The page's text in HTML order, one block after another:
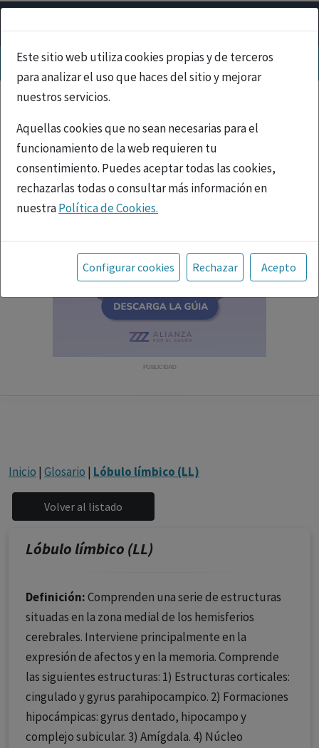
Este sitio web utiliza cookies propias y de terceros
para analizar el uso que haces del sitio y mejorar
nuestros servicios.
Aquellas cookies que no sean necesarias para el
funcionamiento de la web requieren tu
consentimiento. Puedes aceptar todas las cookies,
rechazarlas todas o consultar más información en
nuestraPolítica de Cookies.
Toda la información incluida en la Página Web está
referida a productos del mercado español y, por
tanto, dirigida a profesionales sanitarios legalmente
facultados para prescribir o dispensar medicamentos
con ejercicio profesional. La información técnica de los
fármacos se facilita a título meramente informativo,
Configurar cookies Rechazar Acepto
PUBLICIDAD
Inicio | Glosario | Lóbulo límbico (LL)
Lóbulo límbico (LL)
Definición:Comprenden una serie de estructuras
situadas en la zona medial de los hemisferios
cerebrales. Interviene principalmente en la
expresión de afectos y en la memoria. Comprende
las siguientes estructuras: 1) Estructuras corticales:
cingulado y gyrus parahipocampico. 2) Formaciones
hipocámpicas: gyrus dentado, hipocampo y
complejo subicular. 3) Amígdala. 4) Núcleo